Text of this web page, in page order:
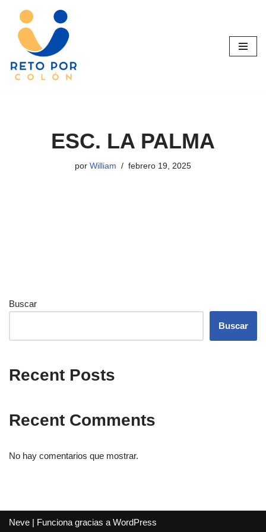
Saltar
contenido
ESC. LA PALMA
por William febrero 19, 2025
Buscar
Buscar
Recent Posts
Recent Comments
No hay comentarios que mostrar.
Neve | Funciona gracias a WordPress